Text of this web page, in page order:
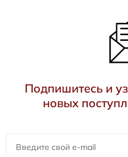
Подпишитесь и
новых